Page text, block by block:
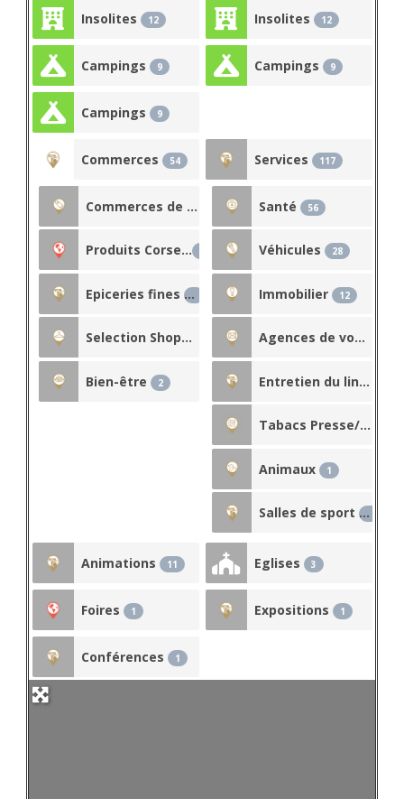
Insolites 12 Insolites 12
Campings 9 Campings 9
Campings 9
Commerces 54
Commerces de proximité 26
Produits Corses
Epiceries fines8
Selection Shopping
Bien-être 2
Services 117
Santé 56
Véhicules 28
Immobilier 12
Agences de voyage / Banques / La Poste
Entretien du linge
Tabacs Presse/Souvenirs
Animaux 1
Salles de sport1
Animations 11 Eglises 3
Foires 1 Expositions 1
Conférences 1